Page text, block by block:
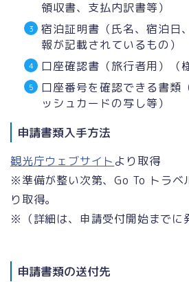
領収書、支払内訳書等）
宿泊証明書（氏名、宿泊日
報が記載されているもの）
口座確認書（旅行者用）（
口座番号を確認できる書類
ッシュカードの写し等）
申請書類入手方法
観光庁ウェブサイト より取得
※準備が整い次第、Go To トラベ
り取得。
※（詳細は、申請受付開始までに
申請書類の送付先